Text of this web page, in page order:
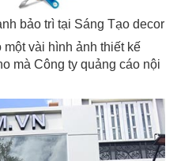
bảo trì tại Sáng Tạo decor
một vài hình ảnh thiết kế
mà Công ty quảng cáo nội